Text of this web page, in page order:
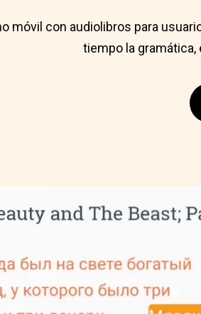
móvil con audiolibros para
tiempo la gramática,